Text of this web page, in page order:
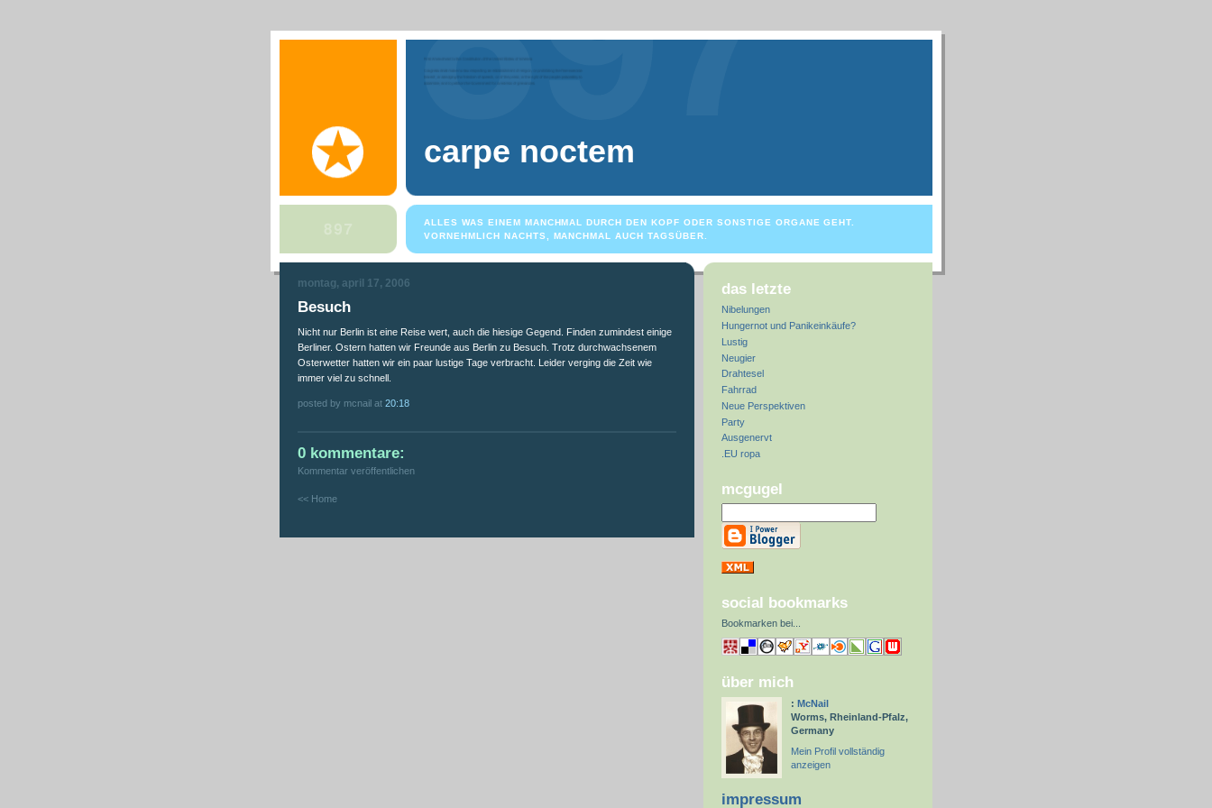
carpe noctem
ALLES WAS EINEM MANCHMAL DURCH DEN KOPF ODER SONSTIGE ORGANE GEHT.
VORNEHMLICH NACHTS, MANCHMAL AUCH TAGSÜBER.
montag, april 17, 2006
Besuch
Nicht nur Berlin ist eine Reise wert, auch die hiesige Gegend. Finden zumindest einige
Berliner. Ostern hatten wir Freunde aus Berlin zu Besuch. Trotz durchwachsenem
Osterwetter hatten wir ein paar lustige Tage verbracht. Leider verging die Zeit wie
immer viel zu schnell.
posted by mcnail at 20:18
0 kommentare:
Kommentar veröffentlichen
<< Home
das letzte
Nibelungen
Hungernot und Panikeinkäufe?
Lustig
Neugier
Drahtesel
Fahrrad
Neue Perspektiven
Party
Ausgenervt
.EU ropa
mcgugel
social bookmarks
Bookmarken bei
über mich
: McNail
Worms, Rheinland-Pfalz,
Germany
Mein Profil vollständig
anzeigen
impressum